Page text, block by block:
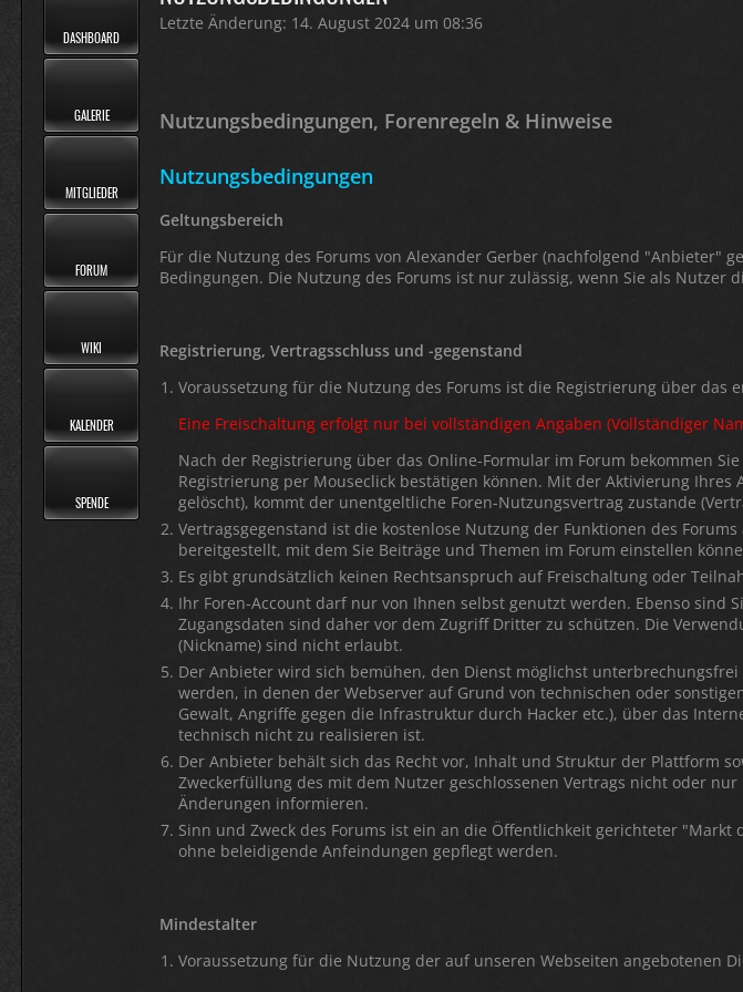
DASHBOARD
GALERIE
MITGLIEDER
FORUM
WIKI
KALENDER
SPENDE
Letzte Änderung: 14. August 2024 um 08:36
Nutzungsbedingungen, Forenregeln & Hinweise
Nutzungsbedingungen
Geltungsbereich
Für die Nutzung des Forums von Alexander Gerber (nachfolgend "Anbieter"
Bedingungen. Die Nutzung des Forums ist nur zulässig, wenn Sie als Nutzer
Registrierung, Vertragsschluss und -gegenstand
Voraussetzung für die Nutzung des Forums ist die Registrierung über das
Eine Freischaltung erfolgt nur bei vollständigen Angaben (Vollständiger
Nach der Registrierung über das Online-Formular im Forum bekommen
Registrierung per Mouseclick bestätigen können. Mit der Aktivierung
gelöscht), kommt der unentgeltliche Foren-Nutzungsvertrag zustande
Vertragsgegenstand ist die kostenlose Nutzung der Funktionen des
bereitgestellt, mit dem Sie Beiträge und Themen im Forum einstellen
Es gibt grundsätzlich keinen Rechtsanspruch auf Freischaltung oder
Ihr Foren-Account darf nur von Ihnen selbst genutzt werden. Ebenso sind
Zugangsdaten sind daher vor dem Zugriff Dritter zu schützen. Die
(Nickname) sind nicht erlaubt.
Der Anbieter wird sich bemühen, den Dienst möglichst
werden, in denen der Webserver auf Grund von technischen oder
Gewalt, Angriffe gegen die Infrastruktur durch Hacker etc.), über das
technisch nicht zu realisieren ist.
Der Anbieter behält sich das Recht vor, Inhalt und Struktur der Plattform
Zweckerfüllung des mit dem Nutzer geschlossenen Vertrags nicht oder
Änderungen informieren.
Sinn und Zweck des Forums ist ein an die Öffentlichkeit gerichteter
ohne beleidigende Anfeindungen gepflegt werden.
Mindestalter
Voraussetzung für die Nutzung der auf unseren Webseiten angebotenen